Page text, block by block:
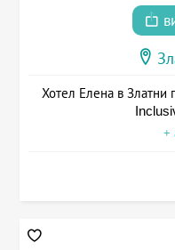
Хотел Елена в Златни
+